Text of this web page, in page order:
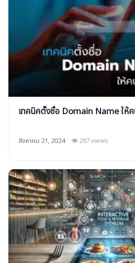
เทคนิคตั้งชื่อ Domain Name ให้
สิงหาคม 21, 2024 👁 297 views